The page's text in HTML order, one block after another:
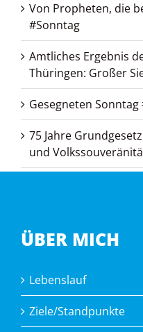
Von Propheten, die
#Sonntag
Amtliches Ergebnis
Thüringen: Großer
Gesegneten
75 Jahre
und
ÜBER MICH
Lebenslauf
Ziele/Standpunkte